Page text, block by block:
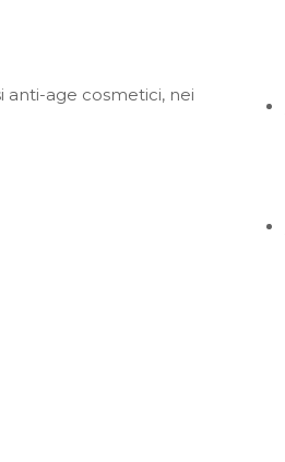
anti-age cosmetici, nei